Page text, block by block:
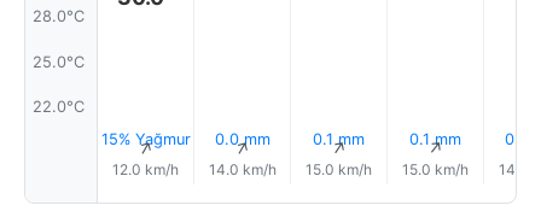
28.0°C
25.0°C
22.0°C
15% Yağmur
↑
12.0 km/h
0.0 mm
↑
14.0 km/h
0.1 mm
↑
15.0 km/h
0.1 mm
↑
15.0 km/h
0.0
14.0